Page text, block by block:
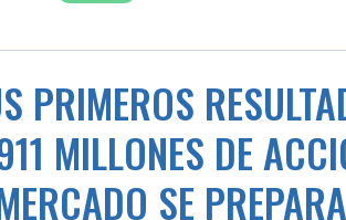
PRIMEROS
MILLONES DE
SE